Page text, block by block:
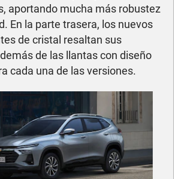
aportando mucha más robustez
En la parte trasera, los nuevos
de cristal resaltan sus
de las llantas con diseño
cada una de las versiones.